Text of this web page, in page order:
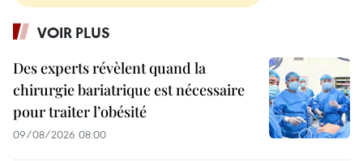
VOIR PLUS
Des experts révèlent quand la
chirurgie bariatrique est nécessaire
pour traiter l’obésité
09/08/2026 08:00